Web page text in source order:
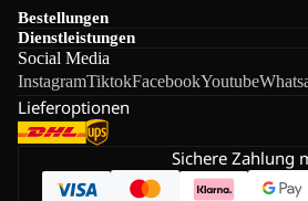
Bestellungen
Dienstleistungen
Social Media
InstagramTiktokFacebookYoutube
Lieferoptionen
Sichere Zahlung